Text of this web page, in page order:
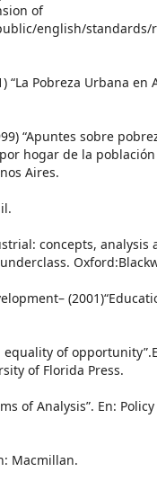
of
english/
Pobreza Urbana en
“Apuntes sobre
hogar de la
Aires.
concepts, analysis
equality of
of Florida Press.
of Analysis”. En:
Macmillan.